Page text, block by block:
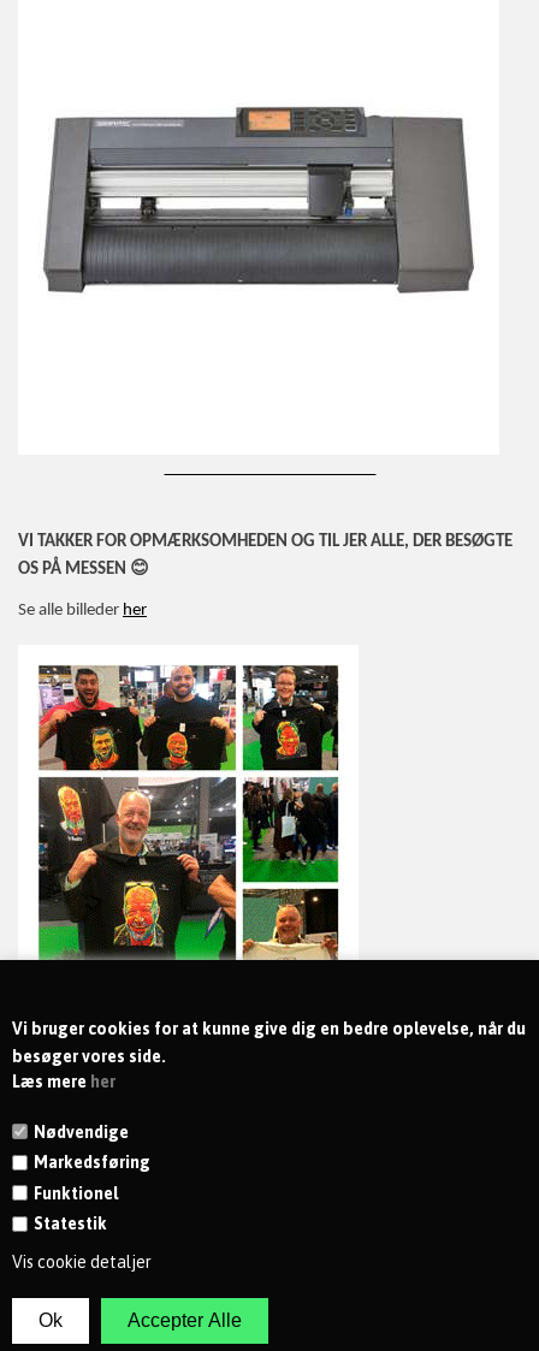
Vi bruger cookies for at kunne give dig en bedre oplevelse, når du
besøger vores side.
Læs mere her
Nødvendige
Markedsføring
Funktionel
Statestik
Vis cookie detaljer
VI TAKKER FOR OPMÆRKSOMHEDEN OG TIL JER ALLE, DER BESØGTE
OS PÅ MESSEN 😊
Se alle billeder her
KONTAKT
MODTAG NYHEDER OG TILBUD